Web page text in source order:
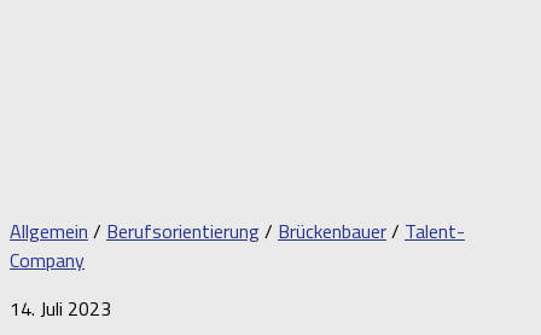
Allgemein / Berufsorientierung/ Brückenbauer/ Talent-
Company
14. Juli 2023